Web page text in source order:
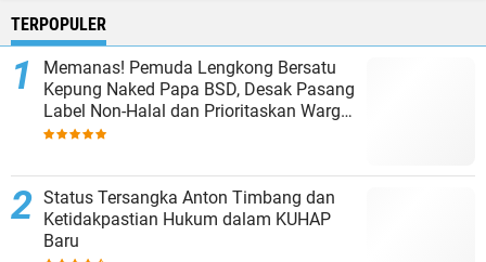
TERPOPULER
Memanas! Pemuda Lengkong Bersatu
Kepung Naked Papa BSD, Desak Pasang
Label Non-Halal dan Prioritaskan Warga
Lokal
Status Tersangka Anton Timbang dan
Ketidakpastian Hukum dalam KUHAP
Baru